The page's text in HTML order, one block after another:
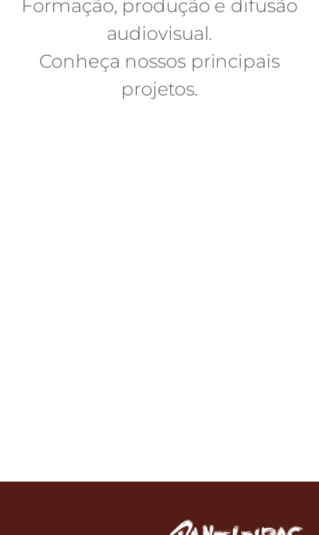
Formação, produção e difusão
audiovisual.
Conheça nossos principais
projetos.